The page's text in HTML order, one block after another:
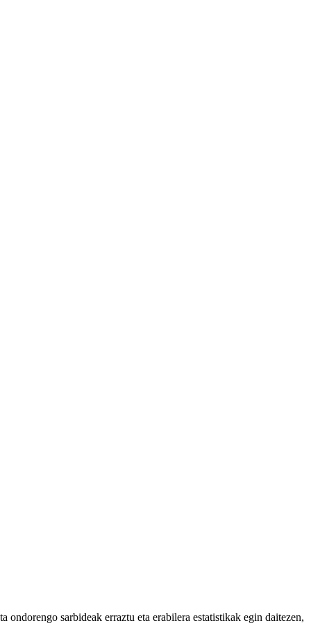
sarbideak erraztu eta erabilera estatistikak egin daitezen,